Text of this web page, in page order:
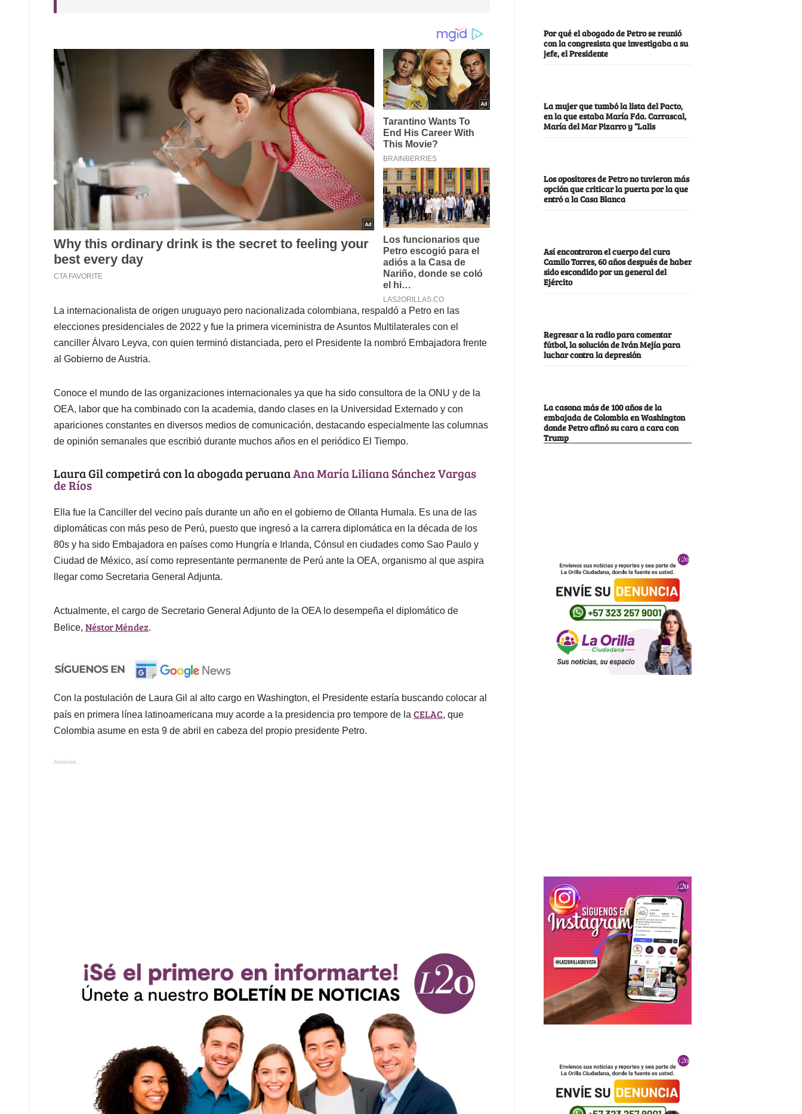
La internacionalista de origen uruguayo pero nacionalizada colombiana, respaldó a Petro en las
elecciones presidenciales de 2022 y fue la primera viceministra de Asuntos Multilaterales con el
canciller Álvaro Leyva, con quien terminó distanciada, pero el Presidente la nombró Embajadora frente
al Gobierno de Austria.
Conoce el mundo de las organizaciones internacionales ya que ha sido consultora de la ONU y de la
OEA, labor que ha combinado con la academia, dando clases en la Universidad Externado y con
apariciones constantes en diversos medios de comunicación, destacando especialmente las columnas
de opinión semanales que escribió durante muchos años en el periódico El Tiempo.
Laura Gil competirá con la abogada peruanaAna María Liliana Sánchez Vargas
de Ríos
Ella fue la Canciller del vecino país durante un año en el gobierno de Ollanta Humala. Es una de las
diplomáticas con más peso de Perú, puesto que ingresó a la carrera diplomática en la década de los
80s y ha sido Embajadora en países como Hungría e Irlanda, Cónsul en ciudades como Sao Paulo y
Ciudad de México, así como representante permanente de Perú ante la OEA, organismo al que aspira
llegar como Secretaria General Adjunta.
Actualmente, el cargo de Secretario General Adjunto de la OEA lo desempeña el diplomático de
Belice, Néstor Méndez.
Con la postulación de Laura Gil al alto cargo en Washington, el Presidente estaría buscando colocar al
país en primera línea latinoamericana muy acorde a la presidencia pro tempore de la CELAC, que
Colombia asume en esta 9 de abril en cabeza del propio presidente Petro.
Anuncios.
Por qué el abogado de Petro se reunió
con la congresista que investigaba a su
jefe, el Presidente
La mujer que tumbó la lista del Pacto,
en la que estaba María Fda. Carrascal,
María del Mar Pizarro y “Lalis
Los opositores de Petro no tuvieron más
opción que criticar la puerta por la que
entró a la Casa Blanca
Así encontraron el cuerpo del cura
Camilo Torres, 60 años después de haber
sido escondido por un general del
Ejército
Regresar a la radio para comentar
fútbol, la solución de Iván Mejía para
luchar contra la depresión
La casona más de 100 años de la
embajada de Colombia en Washington
donde Petro afinó su cara a cara con
Trump